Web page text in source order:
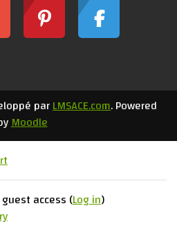
parLMSACE.com. Powered
Moodle
access (Log in)